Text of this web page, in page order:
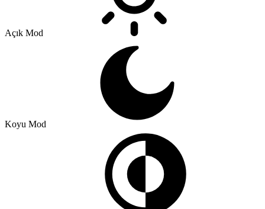
Açık Mod
Koyu Mod